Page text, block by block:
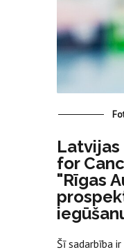
Latvijas
for
"Rīgas
Šī sadarbība